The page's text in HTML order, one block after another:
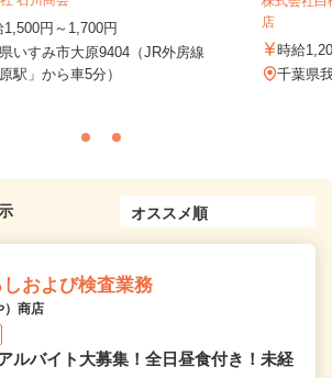
1,500円～1,700円
いすみ市大原9404（JR外房線
原駅」から車5分）
店
時給
千葉県
および検査業務
）商店
ルバイト大募集！全日昼食付き！未経